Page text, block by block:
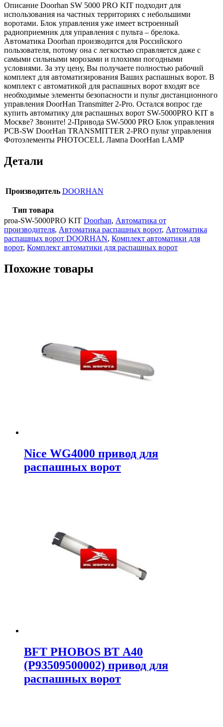
Описание Doorhan SW 5000 PRO KIT подходит для
использования на частных территориях с небольшими
воротами. Блок управления уже имеет встроенный
радиоприемник для управления с пульта – брелока.
Автоматика Doorhan производится для Российского
пользователя, потому она с легкостью справляется даже с
самыми сильными морозами и плохими погодными
условиями. За эту цену, Вы получаете полностью рабочий
комплект для автоматизирования Ваших распашных ворот. В
комплект с автоматикой для распашных ворот входят все
необходимые элементы безопасности и пульт дистанционного
управления DoorHan Transmitter 2-Pro. Остался вопрос где
купить автоматику для распашных ворот SW-5000PRO KIT в
Москве? Звоните! 2-Привода SW-5000 PRO Блок управления
PCB-SW DoorHan TRANSMITTER 2-PRO пульт управления
Фотоэлементы PHOTOCELL Лампа DoorHan LAMP
Детали
Производитель DOORHAN
Тип товара
proa-SW-5000PRO KIT Doorhan, Автоматика от
производителя, Автоматика распашных ворот, Автоматика
распашных ворот DOORHAN, Комплект автоматики для
ворот, Комплект автоматики для распашных ворот
Похожие товары
Nice WG4000 привод для
распашных ворот
BFT PHOBOS BT А40
(P93509500002) привод для
распашных ворот